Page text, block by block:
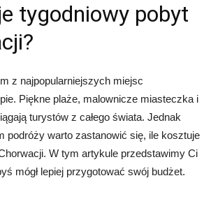
tygodniowy pobyt
z najpopularniejszych miejsc
Piękne plaże, malownicze miasteczka i
turystów z całego świata. Jednak
podróży warto zastanowić się, ile kosztuje
W tym artykule przedstawimy Ci
mógł lepiej przygotować swój budżet.